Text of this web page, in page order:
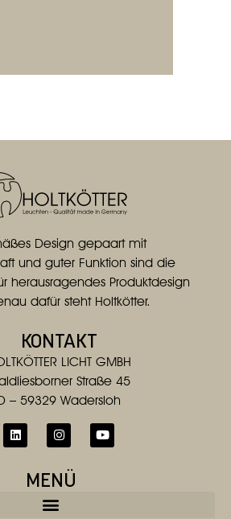
Design gepaart mit
und guter Funktion sind die
herausragendes Produktdesign
dafür steht Holtkötter.
KONTAKT
LICHT GMBH
Straße 45
– 59329 Wadersloh
MENÜ